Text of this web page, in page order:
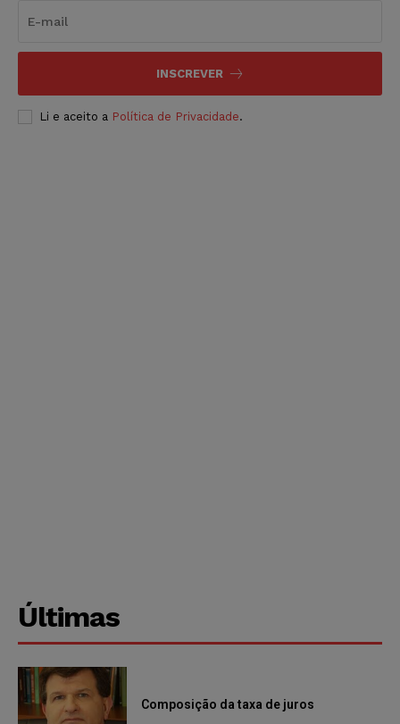
INSCREVER
Li e aceito a Política de Privacidade.
Últimas
Composição da taxa de juros